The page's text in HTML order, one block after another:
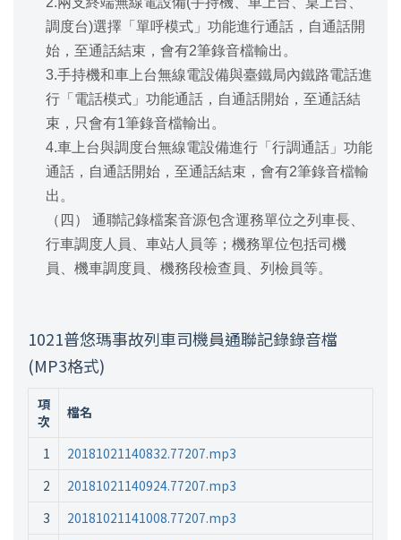
調度台)選擇「單呼模式」功能進行通話，自通話開
始，至通話結束，會有2筆錄音檔輸出。
3.手持機和車上台無線電設備與臺鐵局內鐵路電話進
行「電話模式」功能通話，自通話開始，至通話結
束，只會有1筆錄音檔輸出。
4.車上台與調度台無線電設備進行「行調通話」功能
通話，自通話開始，至通話結束，會有2筆錄音檔輸
出。
（四） 通聯記錄檔案音源包含運務單位之列車長、
行車調度人員、車站人員等；機務單位包括司機
員、機車調度員、機務段檢查員、列檢員等。
1021普悠瑪事故列車司機員通聯記錄錄音檔
(MP3格式)
項
次
檔名
1
20181021140832.77207.mp3
2
20181021140924.77207.mp3
3
20181021141008.77207.mp3